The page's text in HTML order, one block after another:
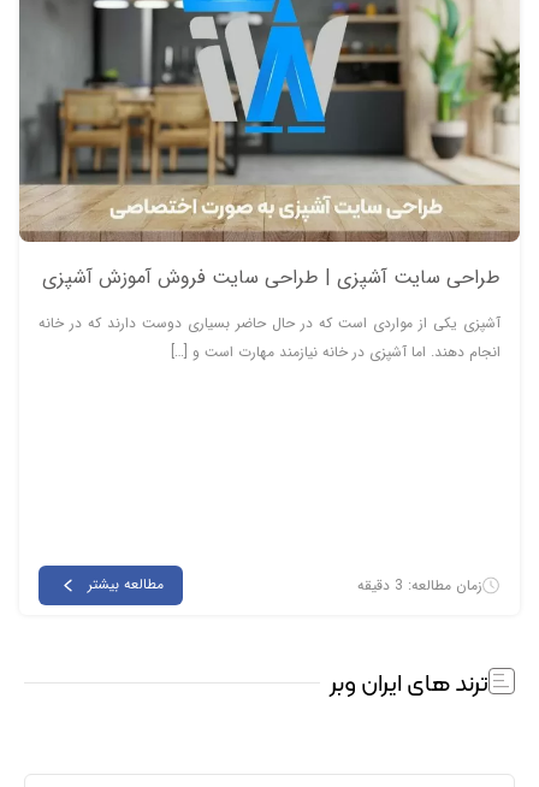
طراحی سایت آشپزی | طراحی سایت فروش آموزش آشپزی
آشپزی یکی از مواردی است که در حال حاضر بسیاری دوست دارند که در خانه
انجام دهند. اما آشپزی در خانه نیازمند مهارت است و […]
زمان مطالعه: 3 دقیقه مطالعه بیشتر
ترند های ایران وبر